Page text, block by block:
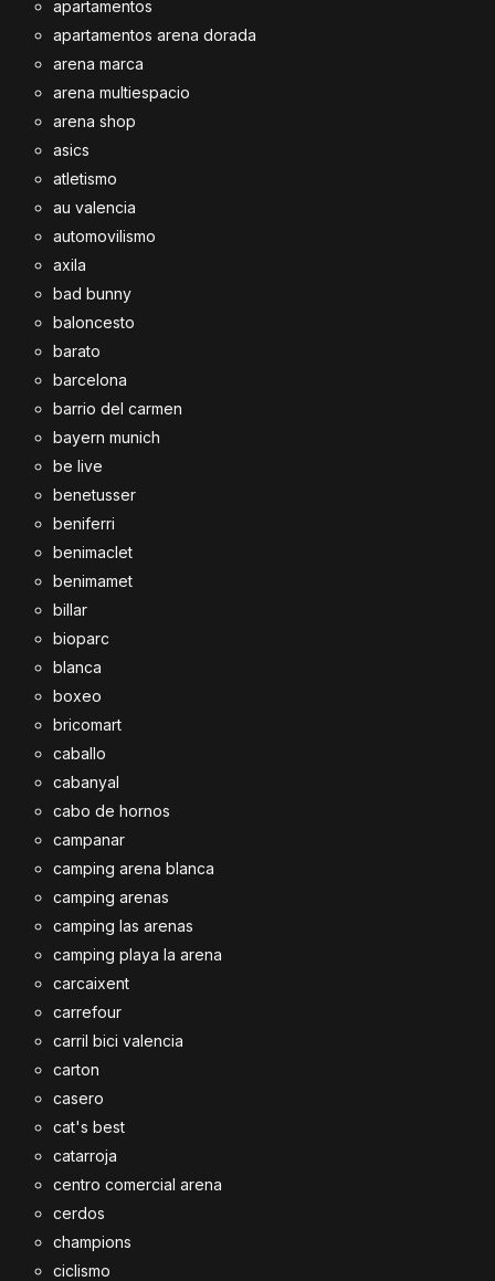
apartamentos
apartamentos arena dorada
arena marca
arena multiespacio
arena shop
asics
atletismo
au valencia
automovilismo
axila
bad bunny
baloncesto
barato
barcelona
barrio del carmen
bayern munich
be live
benetusser
beniferri
benimaclet
benimamet
billar
bioparc
blanca
boxeo
bricomart
caballo
cabanyal
cabo de hornos
campanar
camping arena blanca
camping arenas
camping las arenas
camping playa la arena
carcaixent
carrefour
carril bici valencia
carton
casero
cat's best
catarroja
centro comercial arena
cerdos
champions
ciclismo